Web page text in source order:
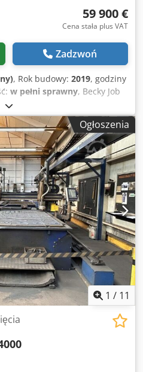
59 900 €
Cena stała plus VAT
Zadzwoń
, Rok budowy: 2019, godziny
w pełni sprawny, Becky Job
plazmowego CNC Rok
Hypertherm XPR170
zestawie, oprogramowanie
wyłączone Instalacja
Demontaż i transport
w związku z
laserowego. Cedezpf Uvspfx
Ogłoszenia
1 / 11